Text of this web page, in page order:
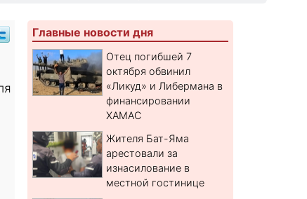
Главные новости дня
Отец погибшей 7
октября обвинил
«Ликуд» и Либермана в
финансировании
ХАМАС
Жителя Бат-Яма
арестовали за
изнасилование в
местной гостинице